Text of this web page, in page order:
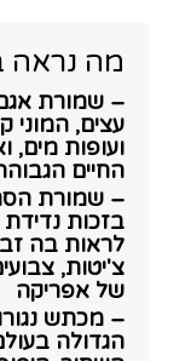
מה נראה
– שמורת
עצים, המוני
ועופות מים,
החיים
– שמורת
בזכות
לראות בה
צ'יטות,
של אפריקה
– מכתש
הגדולה